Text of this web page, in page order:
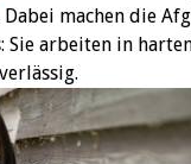
machen die
Sie arbeiten in